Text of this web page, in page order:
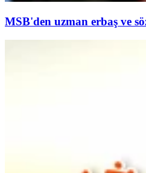
MSB'den uzman erbaş ve